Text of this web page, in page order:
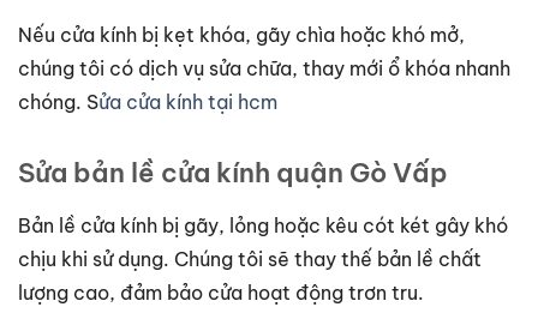
Nếu cửa kính bị kẹt khóa, gãy chìa hoặc khó mở,
chúng tôi có dịch vụ sửa chữa, thay mới ổ khóa nhanh
chóng. Sửa cửa kính tại hcm
Sửa bản lề cửa kính quận Gò Vấp
Bản lề cửa kính bị gãy, lỏng hoặc kêu cót két gây khó
chịu khi sử dụng. Chúng tôi sẽ thay thế bản lề chất
lượng cao, đảm bảo cửa hoạt động trơn tru.